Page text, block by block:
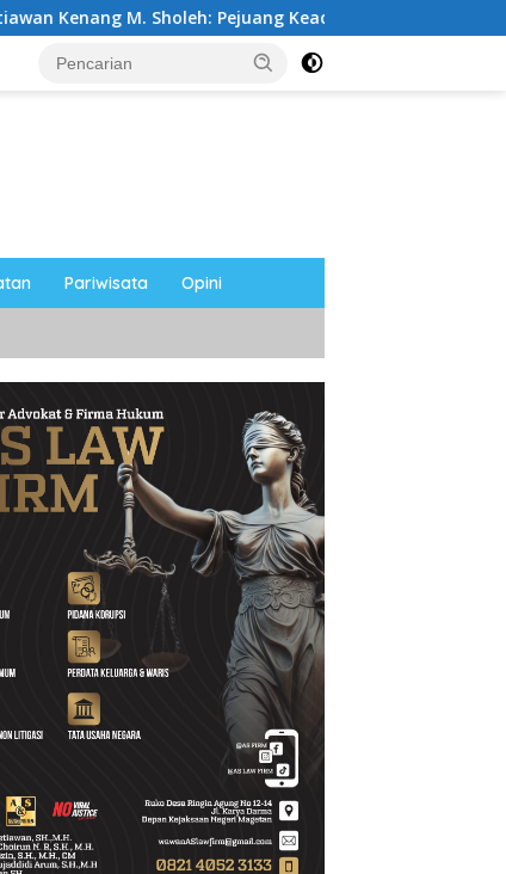
Sholeh: Pejuang Keadilan “No Viral No Justice” Telah
Pariwisata Opini
ICAPSTURE 2026
Dorong Inovasi
Depan
Ketua PWI Magetan: OKK
Penting untuk Mencetak
Wartawan Profesional,
Berintegritas dan Terpercaya